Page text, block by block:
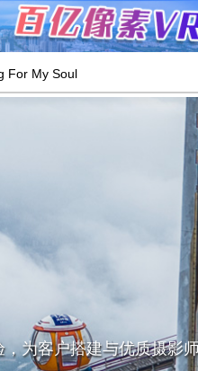
For My Soul
为客户搭建与优质摄影